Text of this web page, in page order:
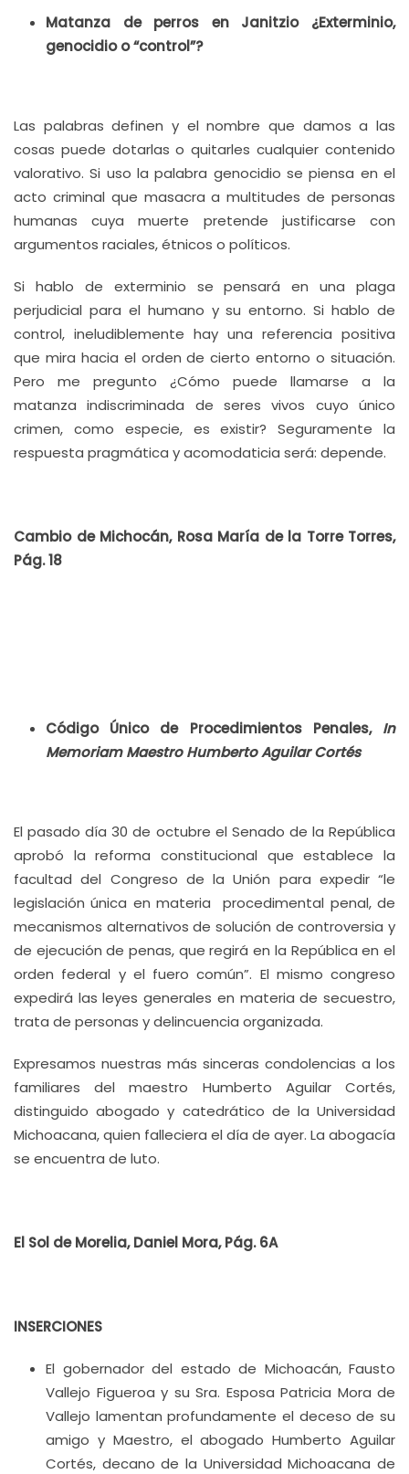
Matanza de perros en Janitzio ¿Exterminio,
genocidio o “control”?
Las palabras definen y el nombre que damos a las
cosas puede dotarlas o quitarles cualquier contenido
valorativo. Si uso la palabra genocidio se piensa en el
acto criminal que masacra a multitudes de personas
humanas cuya muerte pretende justificarse con
argumentos raciales, étnicos o políticos.
Si hablo de exterminio se pensará en una plaga
perjudicial para el humano y su entorno. Si hablo de
control, ineludiblemente hay una referencia positiva
que mira hacia el orden de cierto entorno o situación.
Pero me pregunto ¿Cómo puede llamarse a la
matanza indiscriminada de seres vivos cuyo único
crimen, como especie, es existir? Seguramente la
respuesta pragmática y acomodaticia será: depende.
Cambio de Michocán, Rosa María de la Torre Torres,
Pág. 18
Código Único de Procedimientos Penales, In
Memoriam Maestro Humberto Aguilar Cortés
El pasado día 30 de octubre el Senado de la República
aprobó la reforma constitucional que establece la
facultad del Congreso de la Unión para expedir “le
legislación única en materia procedimental penal, de
mecanismos alternativos de solución de controversia y
de ejecución de penas, que regirá en la República en el
orden federal y el fuero común”. El mismo congreso
expedirá las leyes generales en materia de secuestro,
trata de personas y delincuencia organizada.
Expresamos nuestras más sinceras condolencias a los
familiares del maestro Humberto Aguilar Cortés,
distinguido abogado y catedrático de la Universidad
Michoacana, quien falleciera el día de ayer. La abogacía
se encuentra de luto.
El Sol de Morelia, Daniel Mora, Pág. 6A
INSERCIONES
El gobernador del estado de Michoacán, Fausto
Vallejo Figueroa y su Sra. Esposa Patricia Mora de
Vallejo lamentan profundamente el deceso de su
amigo y Maestro, el abogado Humberto Aguilar
Cortés, decano de la Universidad Michoacana de